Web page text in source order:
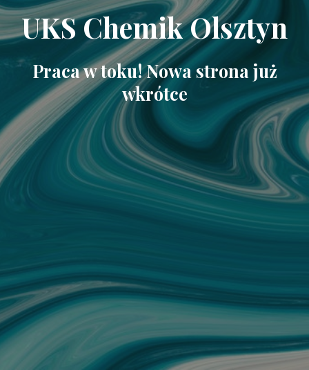
UKS Chemik Olsztyn
Praca w toku! Nowa strona już
wkrótce